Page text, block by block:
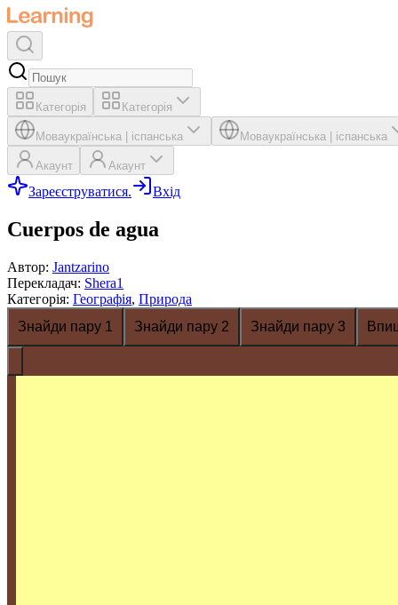
Категорія Категорія
Моваукраїнська іспанська Моваукраїнська іспанська
Акаунт Акаунт
Зареєструватися. Вхід
Cuerpos de agua
Автор: Jantzarino
Перекладач: Shera1
Категорія: Географія, Природа
Знайди пару 1
Знайди пару 2 Знайди пару 3